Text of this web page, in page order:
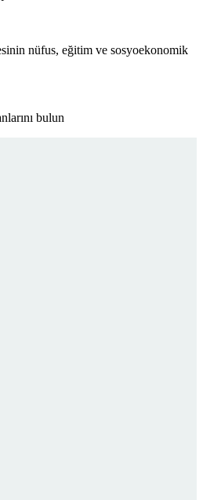
nüfus, eğitim ve sosyoekonomik
bulun